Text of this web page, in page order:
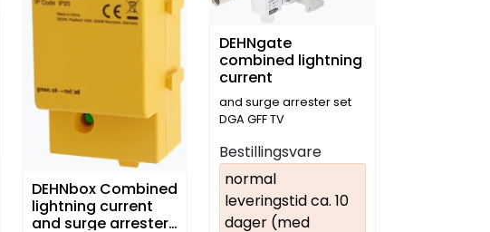
DEHNbox Combined
lightning current
and surge arrester
DEHNgate
combined lightning
current
and surge arrester set
DGA GFF TV
Bestillingsvare
normal
leveringstid ca. 10
dager (med